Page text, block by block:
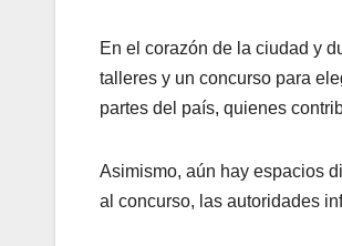
En el corazón de la ciudad y
talleres y un concurso para
partes del país, quienes
Asimismo, aún hay espacios
al concurso, las autoridades